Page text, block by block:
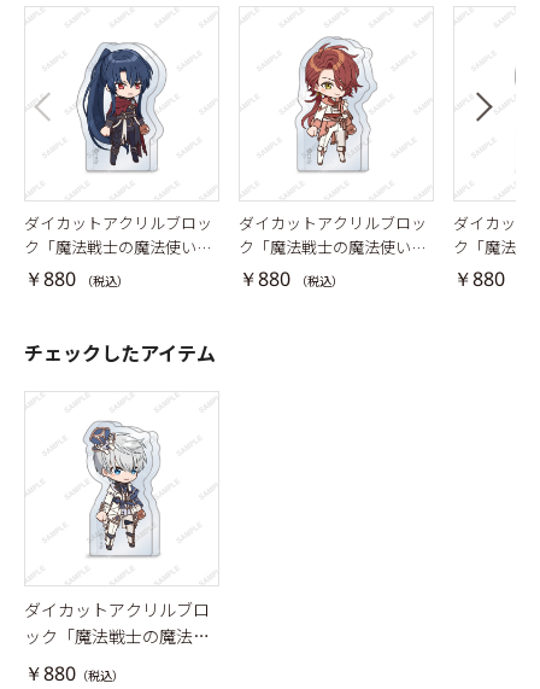
ダイカットアクリルブロッ
ク「魔法戦士の魔法使い」
オズ
￥880 （税込）
ダイカットアクリルブロッ
ク「魔法戦士の魔法使い」
カイン
￥880 （税込）
ダイカット
ク「魔法戦
リケ
￥880
チェックしたアイテム
ダイカットアクリルブロ
ック「魔法戦士の魔法使
い」アーサー
￥880 （税込）